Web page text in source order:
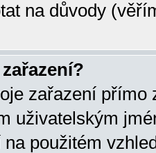
na důvody
zařazení přímo
uživatelským
použitém